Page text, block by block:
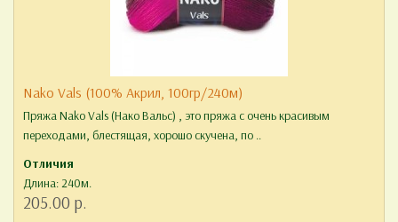
Nako Vals (100% Акрил, 100гр/240м)
Пряжа Nako Vals (Нако Вальс) , это пряжа с очень красивым
переходами, блестящая, хорошо скучена, по ..
Отличия
Длина: 240м.
205.00 р.